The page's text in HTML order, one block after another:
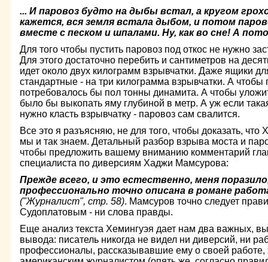
... И паровоз будто на дыбы встал, а кругом
кажется, вся земля встала дыбом, и потом
вместе с песком и шпалами. Ну, как во сне! А
Для того чтобы пустить паровоз под откос не нужно
Для этого достаточно перебить и сантиметров на
идет около двух килограмм взрывчатки. Даже ящики
стандартные - на три килограмма взрывчатки. А чтобы
потребовалось бы пол тонны динамита. А чтобы
было бы выкопать яму глубиной в метр. А уж если
нужно класть взрывчатку - паровоз сам свалится.
Все это я разъясняю, не для того, чтобы доказать, что
мы и так знаем. Детальный разбор взрыва моста и
чтобы предложить вашему вниманию комментарий
специалиста по диверсиям Хаджи Мамсурова:
Прежде всего, и это естественно, меня
профессионально точно описана в романе
("Журналист", стр. 58). Мамсуров точно следует
Судоплатовым - ни слова правды.
Еще анализ текста Хемингуэя дает нам два важных,
вывода: писатель никогда не видел ни ди­версий, ни
профессионалы, рассказывавшие ему о своей